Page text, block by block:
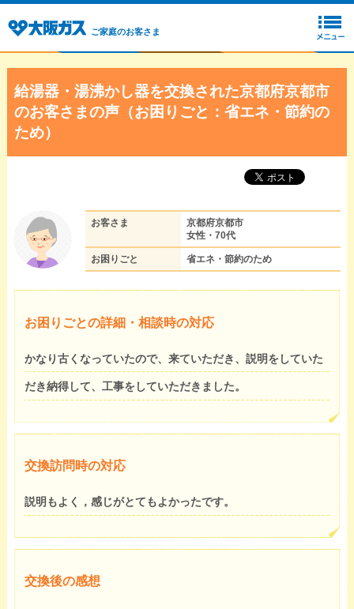
ご家庭のお客さま
給湯器・湯沸かし器を交換された京都府京都市
のお客さまの声（お困りごと：省エネ・節約の
ため）
お客さま
京都府京都市
女性・70代
お困りごと 省エネ・節約のため
お困りごとの詳細・相談時の対応
かなり古くなっていたので、来ていただき、説明をしていた
だき納得して、工事をしていただきました。
交換訪問時の対応
説明もよく，感じがとてもよかったです。
交換後の感想